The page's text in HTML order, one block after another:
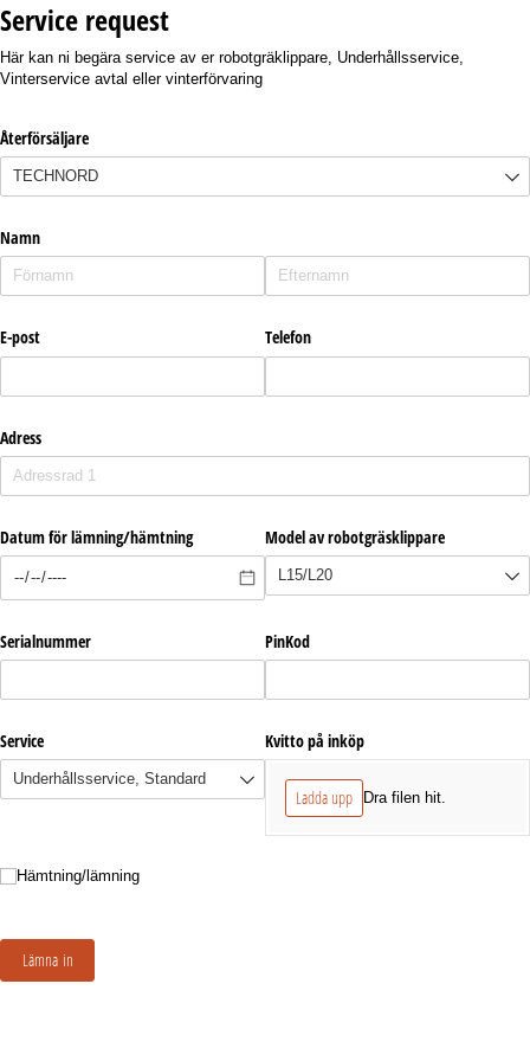
Service request
Här kan ni begära service av er robotgräklippare, Underhållsservice,
Vinterservice avtal eller vinterförvaring
Återförsäljare
Namn
E-post Telefon
Adress
Datum för lämning/​hämtning Model av robotgräsklippare
Serialnummer PinKod
Service Kvitto på inköp
Ladda upp Dra filen hit.
Hämtning/​lämning
Hämtning/lämning
Lämna in